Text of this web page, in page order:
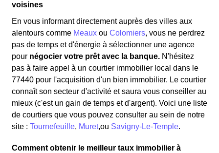
voisines
En vous informant directement auprès des villes aux
alentours comme Meaux ou Colomiers, vous ne perdrez
pas de temps et d'énergie à sélectionner une agence
pour négocier votre prêt avec la banque. N'hésitez
pas à faire appel à un courtier immobilier local dans le
77440 pour l'acquisition d'un bien immobilier. Le courtier
connaît son secteur d'activité et saura vous conseiller au
mieux (c'est un gain de temps et d'argent). Voici une liste
de courtiers que vous pouvez consulter au sein de notre
site : Tournefeuille, Muret,ou Savigny-Le-Temple.
Comment obtenir le meilleur taux immobilier à